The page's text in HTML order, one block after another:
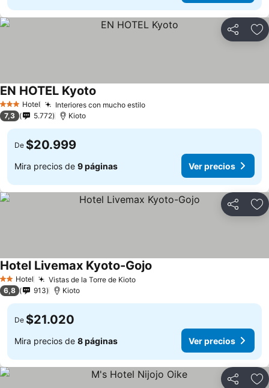
Compartir
3 Estrellas
Hotel Interiores con mucho estilo
EN HOTEL Kyoto
7,3 5.772 Kioto
De $20.999
Mira precios de 9 páginas Ver precios
Compartir
2 Estrellas
Hotel Vistas de la Torre de Kioto
Hotel Livemax Kyoto-Gojo
6,8 913 Kioto
De $21.020
Mira precios de 8 páginas Ver precios
Compartir